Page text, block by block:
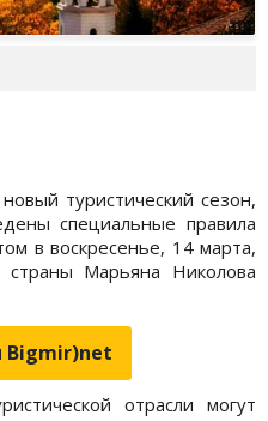
туристический сезон,
специальные правила
в воскресенье, 14 марта,
Марьяна Николова
Bigmir)net
отрасли могут